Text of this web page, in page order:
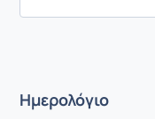
Ημερολόγιο